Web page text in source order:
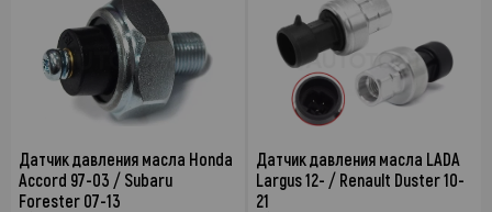
Датчик давления масла Honda
Accord 97-03 / Subaru
Forester 07-13
Датчик давления масла LADA
Largus 12- / Renault Duster 10-
21